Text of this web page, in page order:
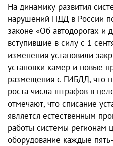
На динамику развития
нарушений ПДД в России
законе «Об автодорогах и
вступившие в силу с 1
изменения установили
установки камер и новые
размещения с ГИБДД, что
роста числа штрафов в
отмечают, что списание
является естественным
работы системы регионам
оборудование каждые